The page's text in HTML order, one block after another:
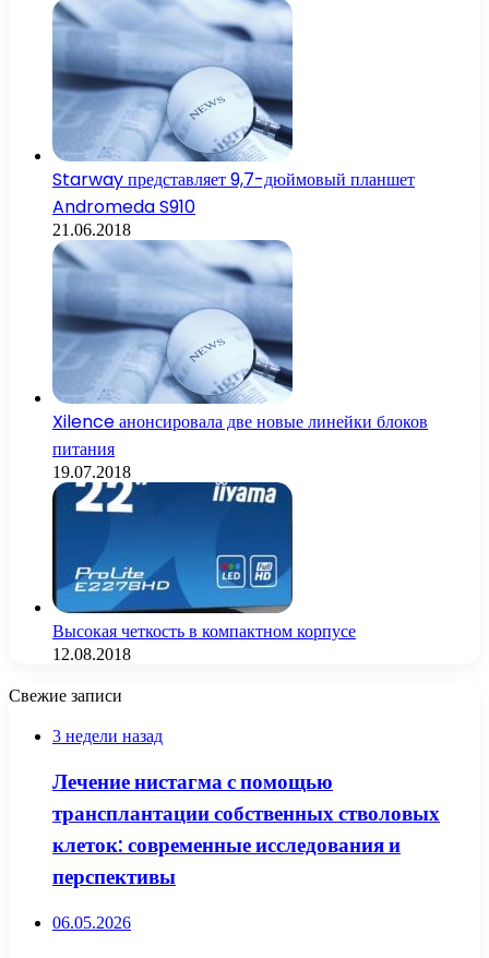
Starway представляет 9,7-дюймовый планшет
Andromeda S910
21.06.2018
Xilence анонсировала две новые линейки блоков
питания
19.07.2018
Высокая четкость в компактном корпусе
12.08.2018
Свежие записи
3 недели назад
Лечение нистагма с помощью
трансплантации собственных стволовых
клеток: современные исследования и
перспективы
06.05.2026